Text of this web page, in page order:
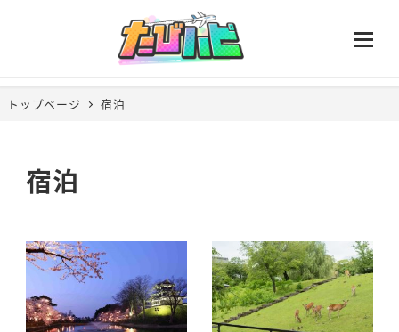
トップページ 宿泊
宿泊